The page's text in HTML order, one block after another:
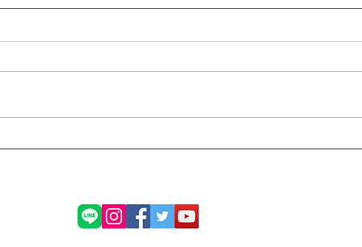
GRスープラが入庫しました！
R35